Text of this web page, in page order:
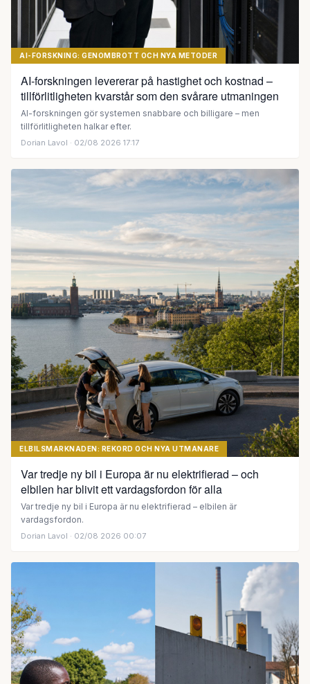
AI-FORSKNING: GENOMBROTT OCH NYA METODER
AI-forskningen levererar på hastighet och kostnad –
tillförlitligheten kvarstår som den svårare utmaningen
AI-forskningen gör systemen snabbare och billigare – men
tillförlitligheten halkar efter.
Dorian Lavol · 02/08 2026 17:17
ELBILSMARKNADEN: REKORD OCH NYA UTMANARE
Var tredje ny bil i Europa är nu elektrifierad – och
elbilen har blivit ett vardagsfordon för alla
Var tredje ny bil i Europa är nu elektrifierad – elbilen är
vardagsfordon.
Dorian Lavol · 02/08 2026 00:07